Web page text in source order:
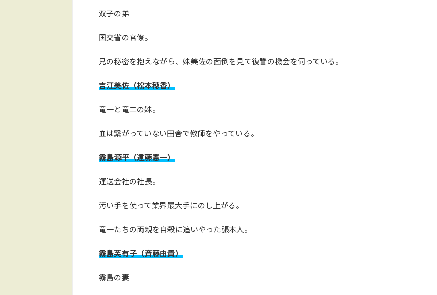
双子の弟
国交省の官僚。
兄の秘密を抱えながら、妹美佐の面倒を見て復讐の機会を伺っている。
吉江美佐（松本穂香）
竜一と竜二の妹。
血は繋がっていない田舎で教師をやっている。
霧島源平（遠藤憲一）
運送会社の社長。
汚い手を使って業界最大手にのし上がる。
竜一たちの両親を自殺に追いやった張本人。
霧島芙有子（斉藤由貴）
霧島の妻